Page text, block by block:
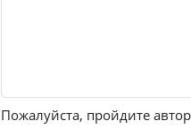
Пожалуйста, пройдите